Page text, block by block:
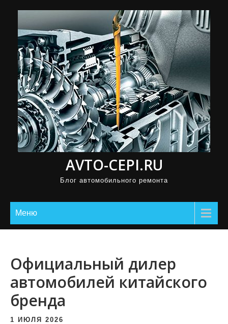
AVTO-CEPI.RU
Блог автомобильного ремонта
Меню
Официальный дилер
автомобилей китайского
бренда
1 ИЮЛЯ 2026